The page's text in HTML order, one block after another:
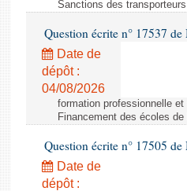
Sanctions des
Question écrite n° 17537
Date de
dépôt :
04/08/2026
formation professionnelle
Financement des écoles
Question écrite n° 17505
Date de
dépôt :